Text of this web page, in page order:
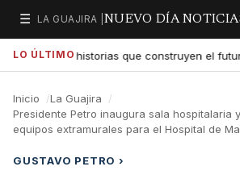
☰
Secciones
LA GUAJIRA | NUEVO DÍA
LO ÚLTIMOlas historias que construyen el futuro
Inicio
La Guajira
Presidente Petro inaugura sala hospitalaria
equipos extramurales para el Hospital de
GUSTAVO PETRO ›